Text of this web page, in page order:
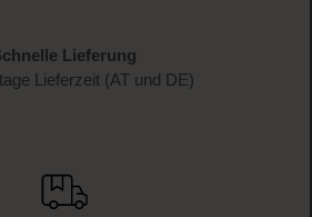
Lieferung
Lieferzeit (AT und DE)